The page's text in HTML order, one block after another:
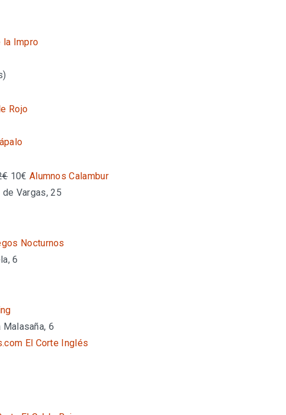
la Impro
Rojo
10€ Alumnos Calambur
Vargas, 25
Nocturnos
6
Malasaña, 6
El Corte Inglés